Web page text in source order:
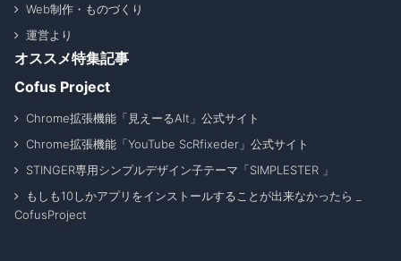
Web制作・ものづくり
運営より
オススメ特集記事
Cofus Project
Chrome拡張機能「見えーるAlt」公式サイト
Chrome拡張機能「YouTube ScRfixeder」公式サイト
STINGER専用シンプルデザイン子テーマ「SIMPLESTER 」
もしも10しかアプリをインストールすることが出来なかったら _
CofusProject